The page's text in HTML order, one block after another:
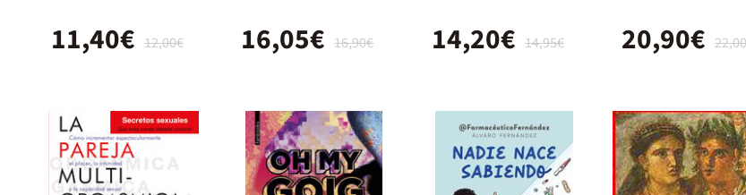
12,00€
11,40€ 16,90€
16,05€ 14,95€
14,20€ 20,90€